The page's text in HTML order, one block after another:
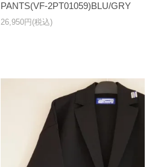
PANTS(VF-2PT01059)BLU/GRY
26,950円(税込)